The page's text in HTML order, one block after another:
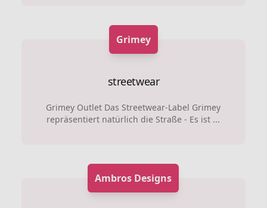
Grimey
streetwear
Grimey Outlet Das Streetwear-Label Grimey
repräsentiert natürlich die Straße - Es ist ...
Ambros Designs